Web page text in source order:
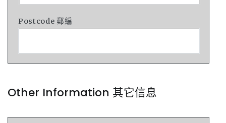
Postcode 郵編
Other Information 其它信息